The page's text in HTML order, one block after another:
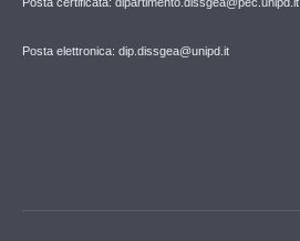
Posta elettronica: dip.dissgea@unipd.it